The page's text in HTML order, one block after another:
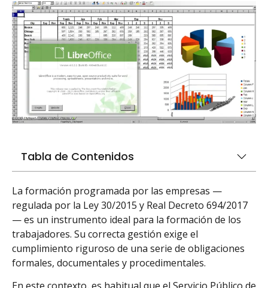
Tabla de Contenidos
La formación programada por las empresas —
regulada por la Ley 30/2015 y Real Decreto 694/2017
— es un instrumento ideal para la formación de los
trabajadores. Su correcta gestión exige el
cumplimiento riguroso de una serie de obligaciones
formales, documentales y procedimentales.